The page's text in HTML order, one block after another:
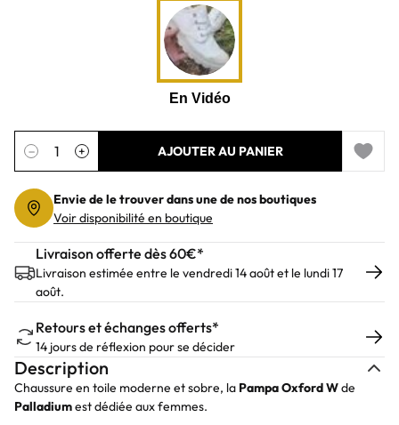
Quantité
− + AJOUTER AU PANIER
Add to
Envie de le trouver dans une de nos boutiques
Voir disponibilité en boutique
Livraison offerte dès 60€*
Livraison estimée entre le vendredi 14 août et le lundi 17
août.
Retours et échanges offerts*
14 jours de réflexion pour se décider
Description
Chaussure en toile moderne et sobre, la PampaOxford Wde
Palladiumest dédiée aux femmes.